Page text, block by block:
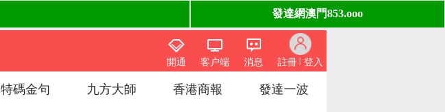
註冊 登入
消息
客户端
開通
特碼金句 九方大師 香港商報
發達一波